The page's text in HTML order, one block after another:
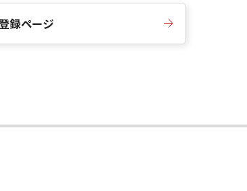
録ページ